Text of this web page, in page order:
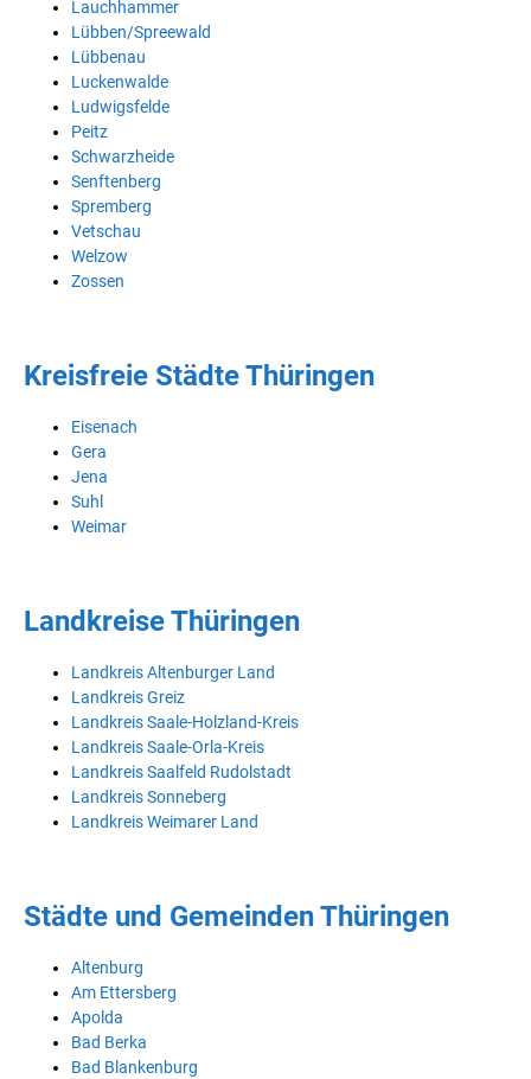
Lauchhammer
Lübben/Spreewald
Lübbenau
Luckenwalde
Ludwigsfelde
Peitz
Schwarzheide
Senftenberg
Spremberg
Vetschau
Welzow
Zossen
Kreisfreie Städte Thüringen
Eisenach
Gera
Jena
Suhl
Weimar
Landkreise Thüringen
Landkreis Altenburger Land
Landkreis Greiz
Landkreis Saale-Holzland-Kreis
Landkreis Saale-Orla-Kreis
Landkreis Saalfeld Rudolstadt
Landkreis Sonneberg
Landkreis Weimarer Land
Städte und Gemeinden Thüringen
Altenburg
Am Ettersberg
Apolda
Bad Berka
Bad Blankenburg